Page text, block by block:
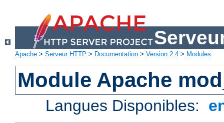
Apache > Serveur HTTP > Documentation > Version 2.4 > Modules
Module Apache
Langues Disponibles: